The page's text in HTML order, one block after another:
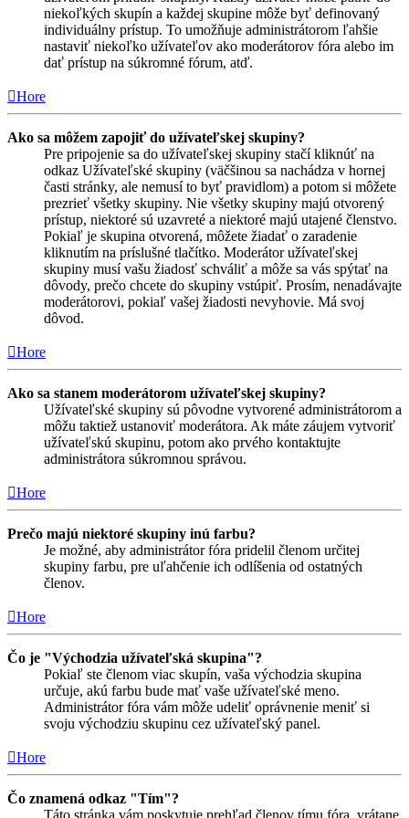
niekoľkých skupín a každej skupine môže byť definovaný
individuálny prístup. To umožňuje administrátorom ľahšie
nastaviť niekoľko užívateľov ako moderátorov fóra alebo im
dať prístup na súkromné fórum, atď.
Hore
Ako sa môžem zapojiť do užívateľskej skupiny?
Pre pripojenie sa do užívateľskej skupiny stačí kliknúť na
odkaz Užívateľské skupiny (väčšinou sa nachádza v hornej
časti stránky, ale nemusí to byť pravidlom) a potom si môžete
prezrieť všetky skupiny. Nie všetky skupiny majú otvorený
prístup, niektoré sú uzavreté a niektoré majú utajené členstvo.
Pokiaľ je skupina otvorená, môžete žiadať o zaradenie
kliknutím na príslušné tlačítko. Moderátor užívateľskej
skupiny musí vašu žiadosť schváliť a môže sa vás spýtať na
dôvody, prečo chcete do skupiny vstúpiť. Prosím, nenadávajte
moderátorovi, pokiaľ vašej žiadosti nevyhovie. Má svoj
dôvod.
Hore
Ako sa stanem moderátorom užívateľskej skupiny?
Užívateľské skupiny sú pôvodne vytvorené administrátorom a
môžu taktiež ustanoviť moderátora. Ak máte záujem vytvoriť
užívateľskú skupinu, potom ako prvého kontaktujte
administrátora súkromnou správou.
Hore
Prečo majú niektoré skupiny inú farbu?
Je možné, aby administrátor fóra pridelil členom určitej
skupiny farbu, pre uľahčenie ich odlíšenia od ostatných
členov.
Hore
Čo je "Východzia užívateľská skupina"?
Pokiaľ ste členom viac skupín, vaša východzia skupina
určuje, akú farbu bude mať vaše užívateľské meno.
Administrátor fóra vám môže udeliť oprávnenie meniť si
svoju východziu skupinu cez užívateľský panel.
Hore
Čo znamená odkaz "Tím"?